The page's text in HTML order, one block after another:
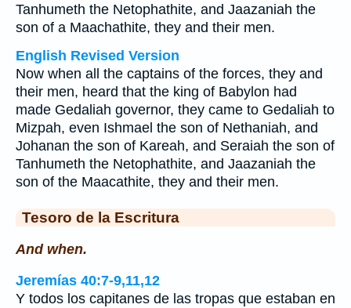
Tanhumeth the Netophathite, and Jaazaniah the
son of a Maachathite, they and their men.
English Revised Version
Now when all the captains of the forces, they and
their men, heard that the king of Babylon had
made Gedaliah governor, they came to Gedaliah to
Mizpah, even Ishmael the son of Nethaniah, and
Johanan the son of Kareah, and Seraiah the son of
Tanhumeth the Netophathite, and Jaazaniah the
son of the Maacathite, they and their men.
Tesoro de la Escritura
And when.
Jeremías 40:7-9,11,12
Y todos los capitanes de las tropas que estaban en